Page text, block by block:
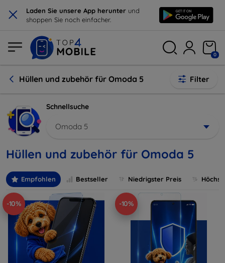
× Laden Sie unsere App herunter und
shoppen Sie noch einfacher.
0
Hüllen und zubehör für Omoda 5 Filter
Schnellsuche
Omoda 5
Hüllen und zubehör für Omoda 5
Empfohlen Bestseller Niedrigster Preis
-10% -10%